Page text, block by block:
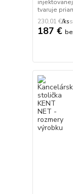
tvaruje
230,01 €/ks
187 €